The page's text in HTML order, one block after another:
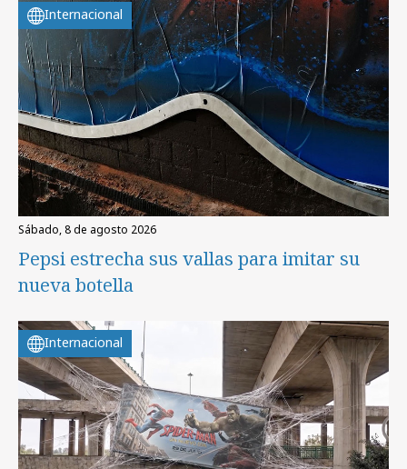
Internacional
sábado, 8 de agosto 2026
Pepsi estrecha sus vallas para imitar su
nueva botella
Internacional